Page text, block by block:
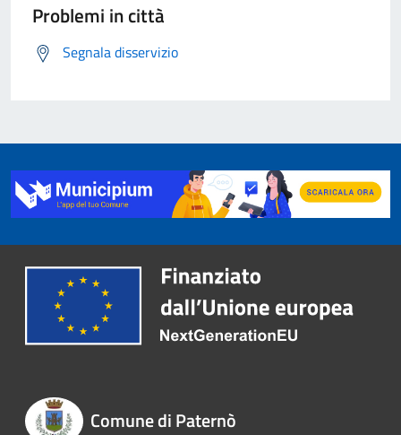
Problemi in città
Segnala disservizio
Comune di Paternò